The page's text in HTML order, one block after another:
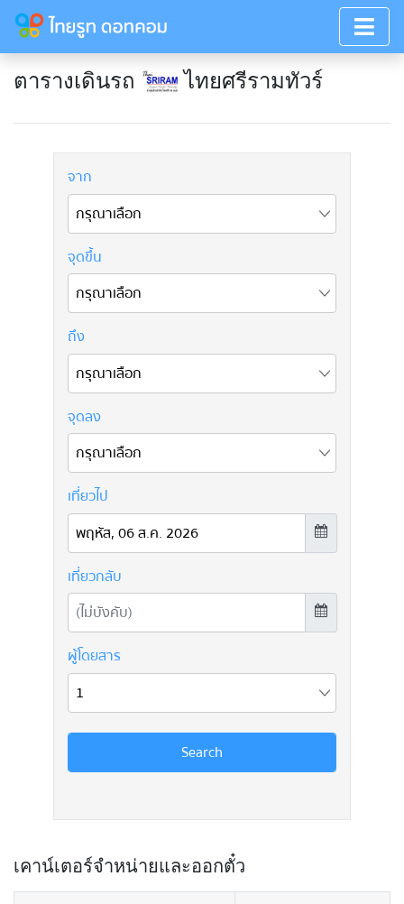
ตารางเดินรถ ไทยศรีรามทัวร์
เคาน์เตอร์จำหน่ายและออกตั๋ว